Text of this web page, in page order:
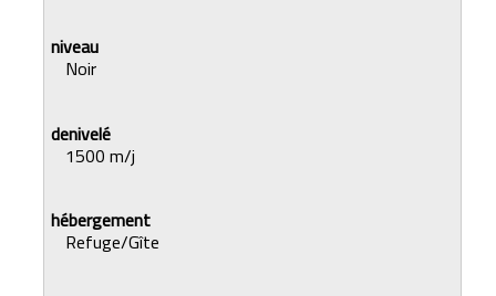
Noir
1500 m/j
Refuge/Gîte